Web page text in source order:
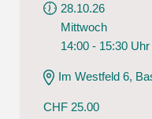
28.10.26
Mittwoch
14:00 - 15:30 Uhr
Im Westfeld 6,
CHF 25.00